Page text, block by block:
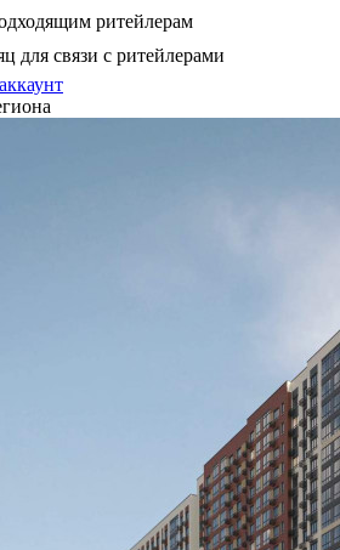
ритейлерам
для связи с ритейлерами